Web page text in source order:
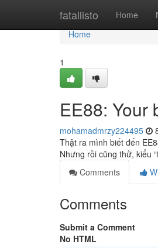
fatallisto Home
Home
Home
1
EE88: Your
mohamadmrzy224495
Thật ra mình biết đến
Nhưng rồi cũng thử, kiểu
Comments
Comments
Submit a Comment
No HTML